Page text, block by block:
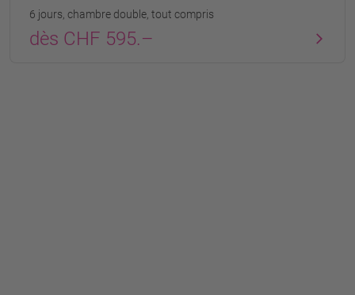
6 jours, chambre double, tout compris
dès CHF 595.–